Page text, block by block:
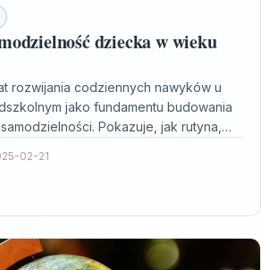
dziecka w wieku
rozwijania codziennych nawyków u
jako fundamentu budowania
Pokazuje, jak rutyna,
02-21